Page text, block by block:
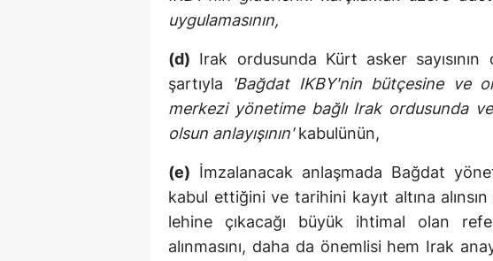
uygulamasının,
(d) Irak ordusunda Kürt asker sayısının
şartıyla
'Bağdat IKBY'nin bütçesine ve
merkezi yönetime bağlı Irak ordusunda
olsun anlayışının'kabulünün,
(e) İmzalanacak anlaşmada Bağdat
kabul ettiğini ve tarihini kayıt altına
lehine çıkacağı büyük ihtimal olan
alınmasını, daha da önemlisi hem Irak